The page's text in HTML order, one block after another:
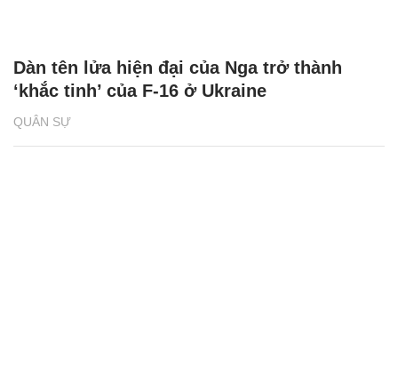
QUÂN SỰ
Dàn tên lửa hiện đại của Nga trở thành
‘khắc tinh’ của F-16 ở Ukraine